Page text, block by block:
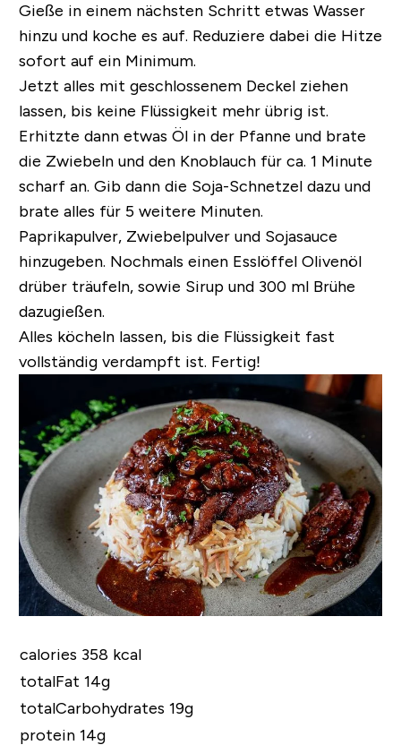
Gieße in einem nächsten Schritt etwas Wasser
hinzu und koche es auf. Reduziere dabei die Hitze
sofort auf ein Minimum.
Jetzt alles mit geschlossenem Deckel ziehen
lassen, bis keine Flüssigkeit mehr übrig ist.
Erhitzte dann etwas Öl in der Pfanne und brate
die Zwiebeln und den Knoblauch für ca. 1 Minute
scharf an. Gib dann die Soja-Schnetzel dazu und
brate alles für 5 weitere Minuten.
Paprikapulver, Zwiebelpulver und Sojasauce
hinzugeben. Nochmals einen Esslöffel Olivenöl
drüber träufeln, sowie Sirup und 300 ml Brühe
dazugießen.
Alles köcheln lassen, bis die Flüssigkeit fast
vollständig verdampft ist. Fertig!
calories 358 kcal
totalFat 14g
totalCarbohydrates 19g
protein 14g